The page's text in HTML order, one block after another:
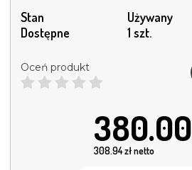
Stan
Używany
Dostępne
1 szt.
Oceń produkt
380.00
308.94zł netto